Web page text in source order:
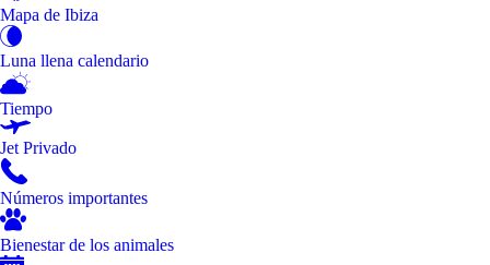
Mapa de Ibiza
Luna llena calendario
Tiempo
Jet Privado
Números importantes
Bienestar de los animales